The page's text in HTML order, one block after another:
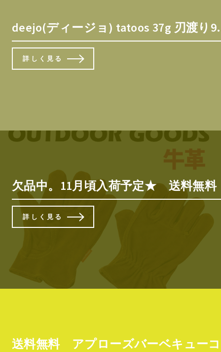
deejo(ディージョ) tatoos 37g 刃渡り
詳しく見る
欠品中。11月頃入荷予定★ 送料無料
詳しく見る
送料無料 アプローズバーベキューコ